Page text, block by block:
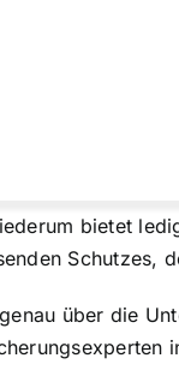
bietet
Schutzes,
über die